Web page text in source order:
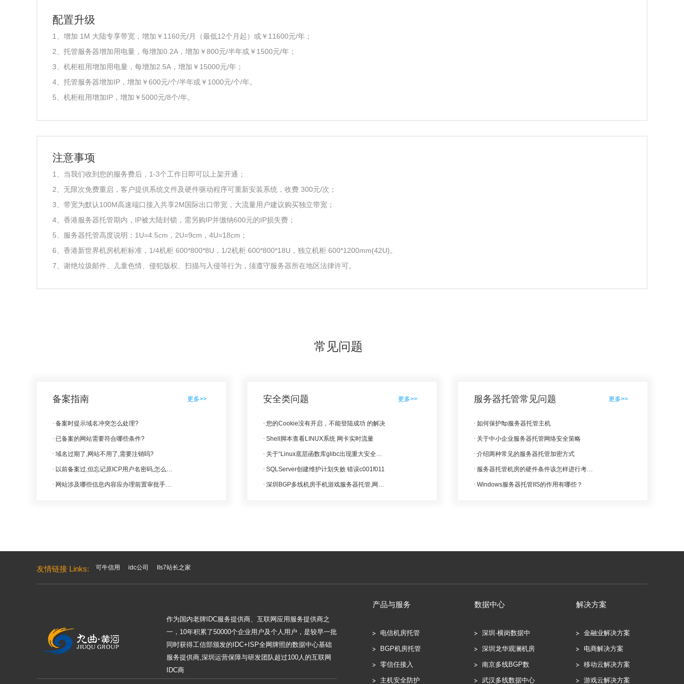
配置升级
1、增加 1M 大陆专享带宽，增加￥1160元/月（最低12个月起）或￥11600元/年；
2、托管服务器增加用电量，每增加0.2A，增加￥800元/半年或￥1500元/年；
3、机柜租用增加用电量，每增加2.5A，增加￥15000元/年；
4、托管服务器增加IP，增加￥600元/个/半年或￥1000元/个/年。
5、机柜租用增加IP，增加￥5000元/8个/年。
注意事项
1、当我们收到您的服务费后，1-3个工作日即可以上架开通；
2、无限次免费重启，客户提供系统文件及硬件驱动程序可重新安装系统，收费 300元/次；
3、带宽为默认100M高速端口接入共享2M国际出口带宽，大流量用户建议购买独立带宽；
4、香港服务器托管期内，IP被大陆封锁，需另购IP并缴纳600元的IP损失费；
5、服务器托管高度说明：1U=4.5cm，2U=9cm，4U=18cm；
6、香港新世界机房机柜标准，1/4机柜 600*800*8U，1/2机柜 600*800*18U，独立机柜 600*1200mm(42U)。
7、谢绝垃圾邮件、儿童色情、侵犯版权、扫描与入侵等行为，须遵守服务器所在地区法律许可。
常见问题
备案指南 更多>>
备案时提示域名冲突怎么处理?
已备案的网站需要符合哪些条件?
域名过期了,网站不用了,需要注销吗?
以前备案过,但忘记原ICP用户名密码,怎么找回?
网站涉及哪些信息内容应办理前置审批手续?
安全类问题 更多>>
您的Cookie没有开启，不能登陆成功 的解决
Shell脚本查看LINUX系统 网卡实时流量
关于“Linux底层函数库glibc出现重大安全漏洞”公告
SQLServer创建维护计划失败 错误c001f011
深圳BGP多线机房手机游戏服务器托管,网页游戏服务器
服务器托管常见问题 更多>>
如何保护ftp服务器托管主机
关于中小企业服务器托管网络安全策略
介绍两种常见的服务器托管加密方式
服务器托管机房的硬件条件该怎样进行考察？
Windows服务器托管IIS的作用有哪些？
友情链接 Links: 可牛信用 idc公司 IIs7站长之家
作为国内老牌IDC服务提供商、互联网应用服务提供商之
一，10年积累了50000个企业用户及个人用户，是较早一批
同时获得工信部颁发的IDC+ISP全网牌照的数据中心基础
服务提供商,深圳运营保障与研发团队超过100人的互联网
IDC商
产品与服务
电信机房托管
BGP机房托管
零信任接入
主机安全防护
数据中心
深圳·横岗数据中
深圳龙华观澜机房
南京多线BGP数
武汉多线数据中心
解决方案
金融业解决方案
电商解决方案
移动云解决方案
游戏云解决方案